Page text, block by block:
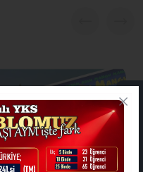
ONLİNE İŞLEMLER